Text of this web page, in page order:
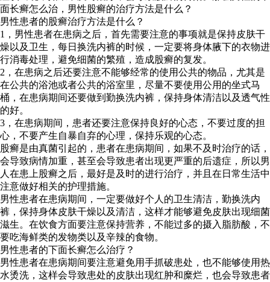
面长癣怎么治，男性股癣的治疗方法是什么？
男性患者的股癣治疗方法是什么？
1，男性患者在患病之后，首先需要注意的事项就是保持皮肤干
燥以及卫生，每日换洗内裤的时候，一定要将身体腋下的衣物进
行消毒处理，避免细菌的繁殖，造成股癣的复发。
2，在患病之后还要注意不能够经常的使用公共的物品，尤其是
在公共的浴池或者公共的浴室里，尽量不要使用公用的坐式马
桶，在患病期间还要做到勤换洗内裤，保持身体清洁以及透气性
的好。
3，在患病期间，患者还要注意保持良好的心态，不要过度的担
心，不要产生自暴自弃的心理，保持乐观的心态。
股癣是由真菌引起的，患者在患病期间，如果不及时治疗的话，
会导致病情加重，甚至会导致患者出现更严重的后遗症，所以男
人在患上股癣之后，最好是及时的进行治疗，并且在日常生活中
注意做好相关的护理措施。
男性患者在患病期间，一定要做好个人的卫生清洁，勤换洗内
裤，保持身体皮肤干燥以及清洁，这样才能够避免皮肤出现细菌
滋生。在饮食方面要注意保持营养，不能过多的摄入脂肪酸，不
要吃海鲜类的发物类以及辛辣的食物。
男性患者的下面长癣怎么治疗？
男性患者在患病期间要注意避免用手抓破患处，也不能够使用热
水烫洗，这样会导致患处的皮肤出现红肿和糜烂，也会导致患者